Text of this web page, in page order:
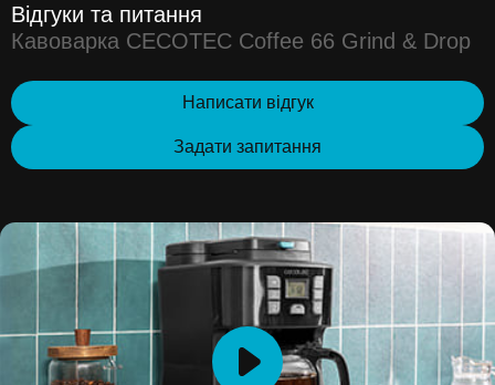
Відгуки та питання
Кавоварка CECOTEC Coffee 66 Grind & Drop
Написати відгук
Задати запитання